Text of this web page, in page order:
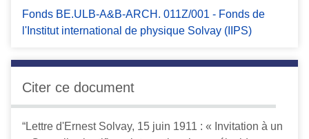
Fonds BE.ULB-A&B-ARCH. 011Z/001 - Fonds de
l'Institut international de physique Solvay (IIPS)
Citer ce document
“Lettre d'Ernest Solvay, 15 juin 1911 : « Invitation à un